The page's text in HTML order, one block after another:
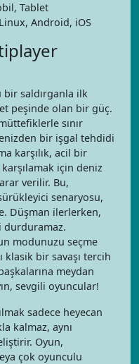
Tablet
Android, iOS
bir saldırganla ilk
peşinde olan bir güç.
sınır
bir işgal tehdidi
karşılık, acil bir
için deniz
verilir. Bu,
senaryosu,
Düşman ilerlerken,
durduramaz.
modunuzu seçme
klasik bir savaşı tercih
meydan
sevgili oyuncular!
sadece heyecan
kalmaz, aynı
Oyun,
çok oyunculu